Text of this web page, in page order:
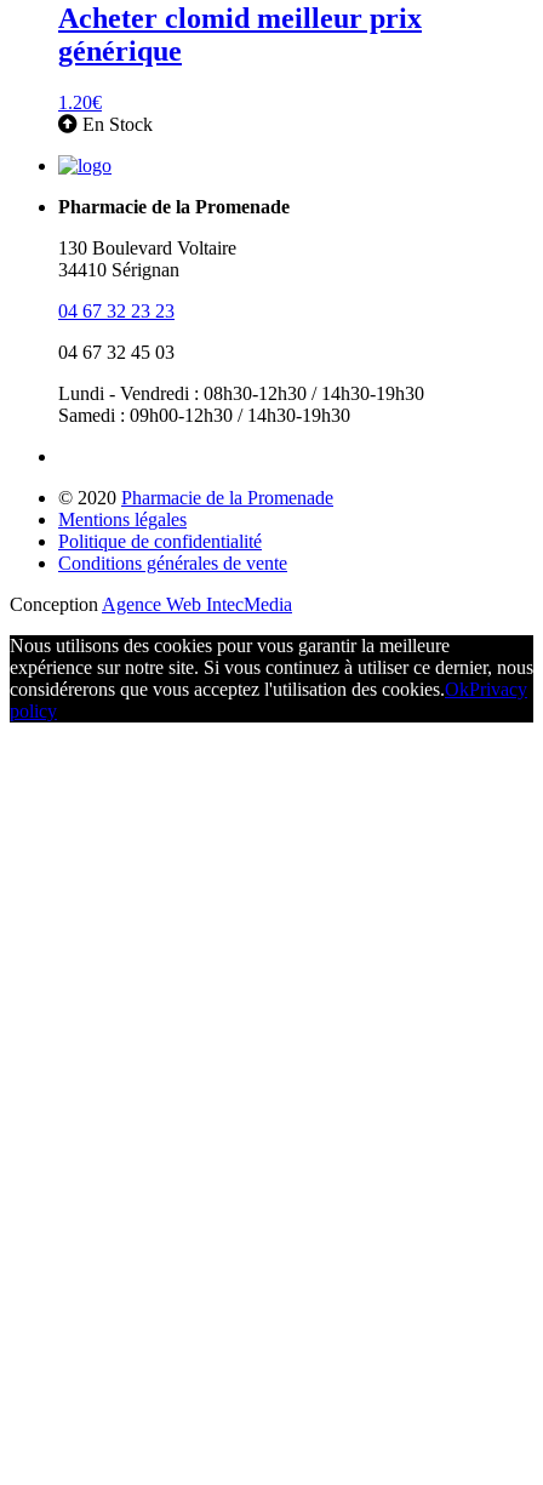
Acheter clomid meilleur prix
générique
1.20€
En Stock
Pharmacie de la Promenade
130 Boulevard Voltaire
34410 Sérignan
04 67 32 23 23
04 67 32 45 03
Lundi - Vendredi : 08h30-12h30 / 14h30-19h30
Samedi : 09h00-12h30 / 14h30-19h30
© 2020 Pharmacie de la Promenade
Mentions légales
Politique de confidentialité
Conditions générales de vente
Conception Agence Web IntecMedia
Nous utilisons des cookies pour vous garantir la meilleure
expérience sur notre site. Si vous continuez à utiliser ce dernier, nous
considérerons que vous acceptez l'utilisation des cookies.OkPrivacy
policy